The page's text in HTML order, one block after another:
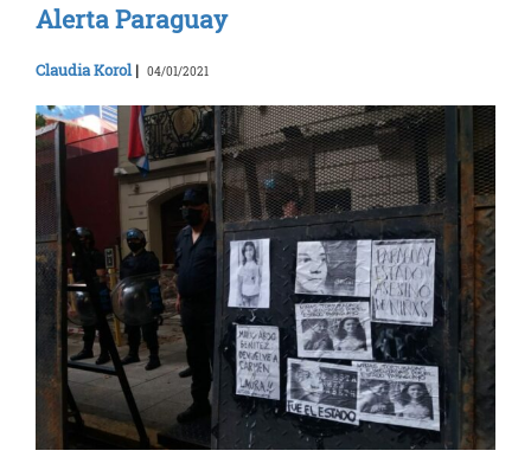
Alerta Paraguay
Claudia Korol | 04/01/2021